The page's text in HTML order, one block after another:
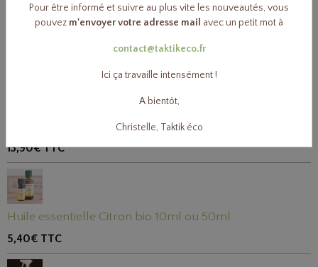
7,10€TTC
Paillettes savon végétal bio - 1kg
13,90€TTC
Huile essentielle Citron bio 10ml ou 50ml
5,40€ TTC
Pour être informé et suivre au plus vite les nouveautés, vous
pouvez m'envoyer votre adresse mail avec un petit mot à
contact@taktikeco.fr
Ici ça travaille intensément !
A bientôt,
Christelle, Taktik éco